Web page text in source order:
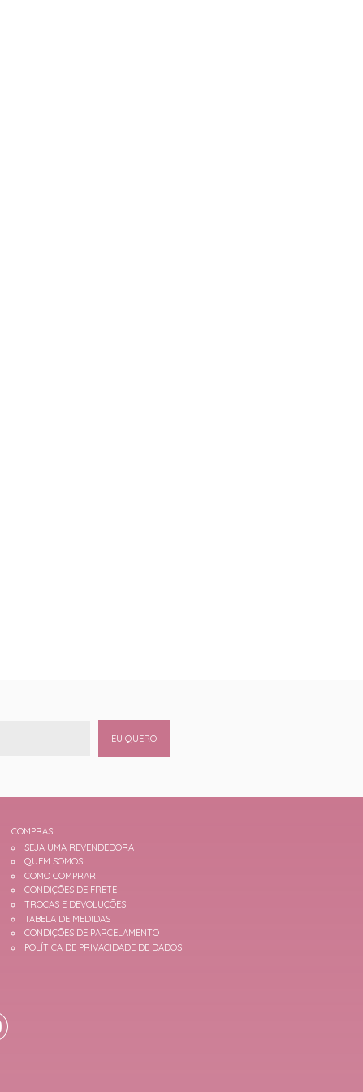
EU QUERO
COMPRAS
SEJA UMA REVENDEDORA
QUEM SOMOS
COMO COMPRAR
CONDIÇÕES DE FRETE
TROCAS E DEVOLUÇÕES
TABELA DE MEDIDAS
CONDIÇÕES DE PARCELAMENTO
POLÍTICA DE PRIVACIDADE DE DADOS